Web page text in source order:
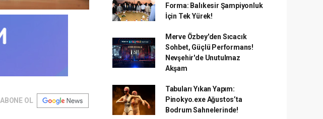
ABONE OL
Forma: Balıkesir Şampiyonluk
İçin Tek Yürek!
Merve Özbey'den Sıcacık
Sohbet, Güçlü Performans!
Nevşehir'de Unutulmaz
Akşam
Tabuları Yıkan Yapım:
Pinokyo.exe Ağustos’ta
Bodrum Sahnelerinde!